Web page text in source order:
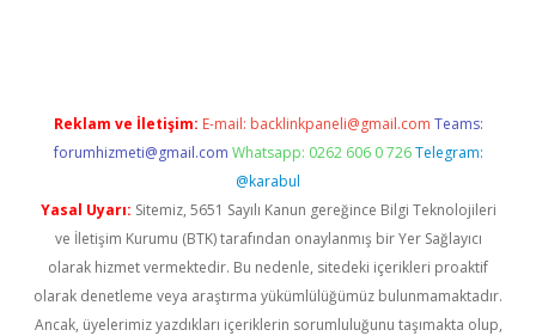
Reklam ve İletişim: E-mail: backlinkpaneli@gmail.com Teams:
forumhizmeti@gmail.com Whatsapp: 0262 606 0 726 Telegram:
@karabul
Yasal Uyarı: Sitemiz, 5651 Sayılı Kanun gereğince Bilgi Teknolojileri
ve İletişim Kurumu (BTK) tarafından onaylanmış bir Yer Sağlayıcı
olarak hizmet vermektedir. Bu nedenle, sitedeki içerikleri proaktif
olarak denetleme veya araştırma yükümlülüğümüz bulunmamaktadır.
Ancak, üyelerimiz yazdıkları içeriklerin sorumluluğunu taşımakta olup,